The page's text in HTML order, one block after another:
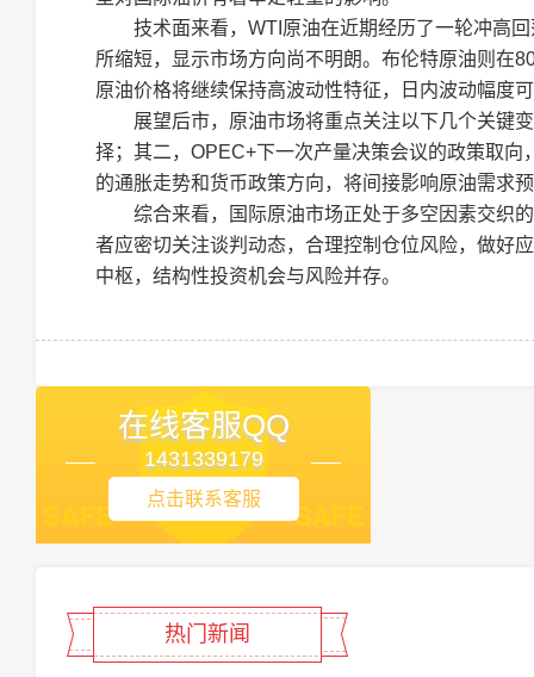
技术面来看，WTI原油在近期经历了一轮冲高
所缩短，显示市场方向尚不明朗。布伦特原油则在
原油价格将继续保持高波动性特征，日内波动幅度
展望后市，原油市场将重点关注以下几个关键
择；其二，OPEC+下一次产量决策会议的政策取
的通胀走势和货币政策方向，将间接影响原油需求
综合来看，国际原油市场正处于多空因素交织
者应密切关注谈判动态，合理控制仓位风险，做好
中枢，结构性投资机会与风险并存。
在线客服QQ
1431339179
点击联系客服
热门新闻